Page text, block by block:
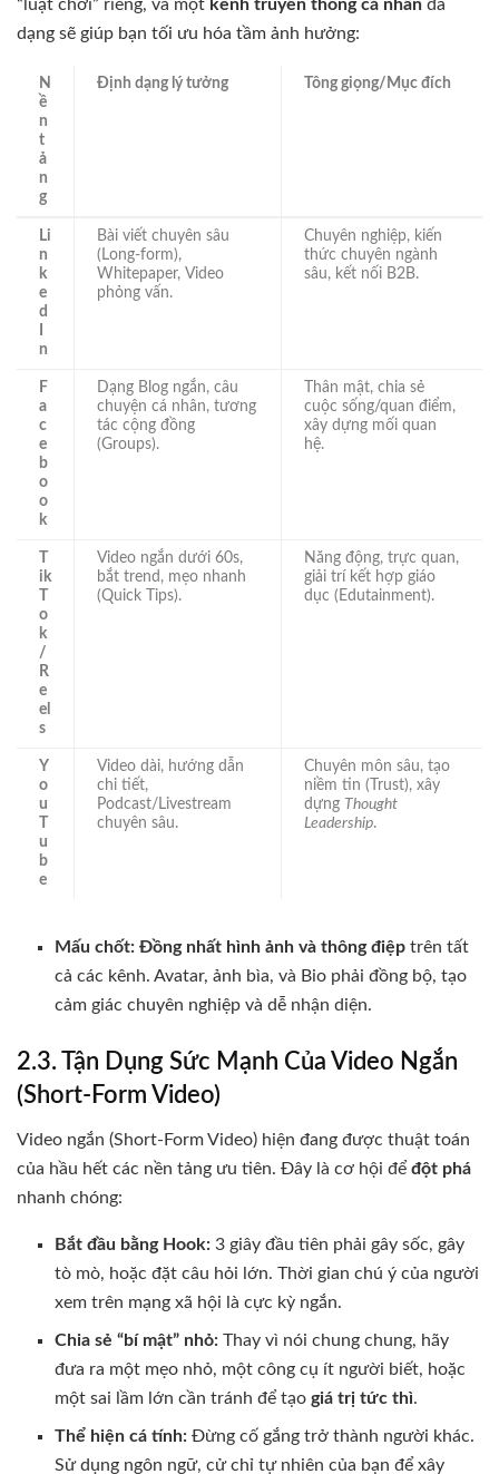
“luật chơi” riêng, và một kênh truyền thông cá nhân đa
dạng sẽ giúp bạn tối ưu hóa tầm ảnh hưởng:
N
ề
n
t
ả
n
g
Định dạng lý tưởng Tông giọng/Mục đích
Li
n
k
e
d
n
Bài viết chuyên sâu
(Long-form),
Whitepaper, Video
phỏng vấn.
Chuyên nghiệp, kiến
thức chuyên ngành
sâu, kết nối B2B.
F
a
c
e
b
o
o
k
Dạng Blog ngắn, câu
chuyện cá nhân, tương
tác cộng đồng
(Groups).
Thân mật, chia sẻ
cuộc sống/quan điểm,
xây dựng mối quan
hệ.
ik
o
k
/
R
e
el
s
Video ngắn dưới 60s,
bắt trend, mẹo nhanh
(Quick Tips).
Năng động, trực quan,
giải trí kết hợp giáo
dục (Edutainment).
Y
o
u
u
b
e
Video dài, hướng dẫn
chi tiết,
Podcast/Livestream
chuyên sâu.
Chuyên môn sâu, tạo
niềm tin (Trust), xây
dựng Thought
Leadership.
Mấu chốt: Đồng nhất hình ảnh và thông điệp trên tất
cả các kênh. Avatar, ảnh bìa, và Bio phải đồng bộ, tạo
cảm giác chuyên nghiệp và dễ nhận diện.
2.3. Tận Dụng Sức Mạnh Của Video Ngắn
(Short-Form Video)
Video ngắn (Short-Form Video) hiện đang được thuật toán
của hầu hết các nền tảng ưu tiên. Đây là cơ hội để đột phá
nhanh chóng:
Bắt đầu bằng Hook: 3 giây đầu tiên phải gây sốc, gây
tò mò, hoặc đặt câu hỏi lớn. Thời gian chú ý của người
xem trên mạng xã hội là cực kỳ ngắn.
Chia sẻ “bí mật” nhỏ: Thay vì nói chung chung, hãy
đưa ra một mẹo nhỏ, một công cụ ít người biết, hoặc
một sai lầm lớn cần tránh để tạogiá trị tức thì.
Thể hiện cá tính: Đừng cố gắng trở thành người khác.
Sử dụng ngôn ngữ, cử chỉ tự nhiên của bạn để xây